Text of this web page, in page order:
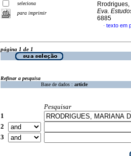
seleciona
para imprimir
Eva.
6885
· texto em
página 1 de 1
Refinar a pesquisa
Base de dados : article
Pesquisar
1
2
3